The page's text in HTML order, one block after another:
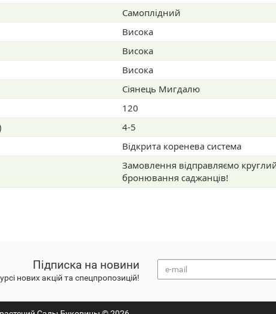
Коричневий
Висока
4-5
Відкрита коренева система
Замовлення відправляємо круглий
бронювання саджанців!
Підписка на новини